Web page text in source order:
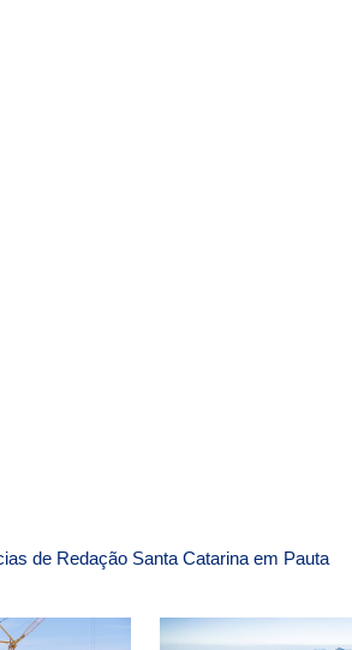
de Redação Santa Catarina em Pauta